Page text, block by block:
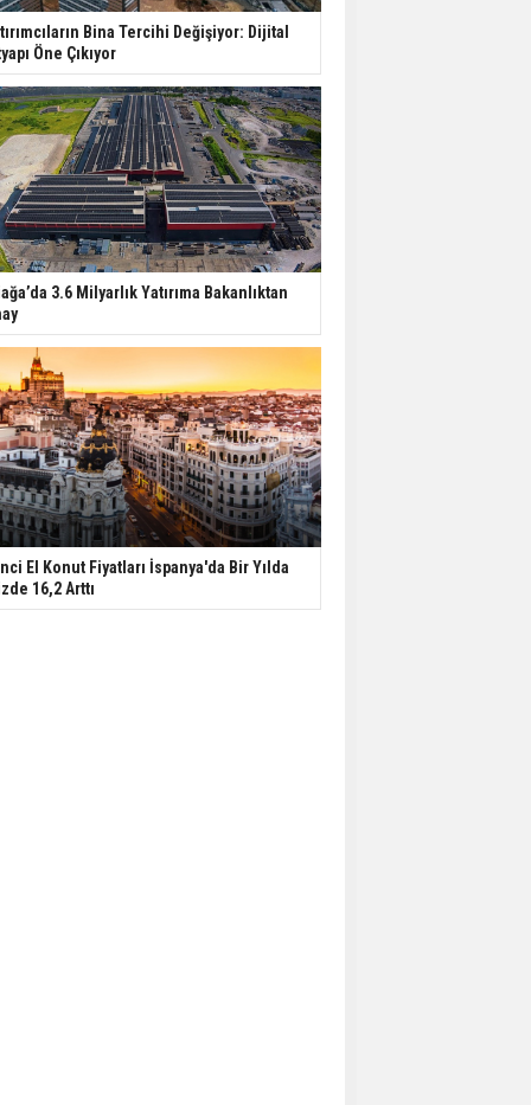
Bina Tercihi Değişiyor: Dijital
Öne Çıkıyor
3.6 Milyarlık Yatırıma Bakanlıktan
El Konut Fiyatları İspanya'da Bir Yılda
16,2 Arttı